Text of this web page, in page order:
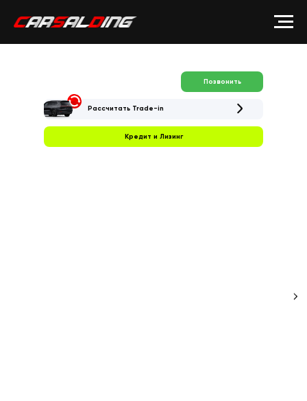
Рассчитать Trade-in
Кредит и Лизинг
Позвонить